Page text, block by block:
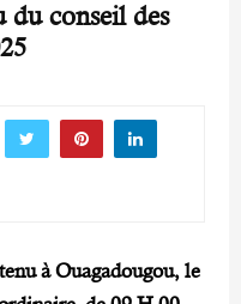
conseil des
à Ouagadougou, le